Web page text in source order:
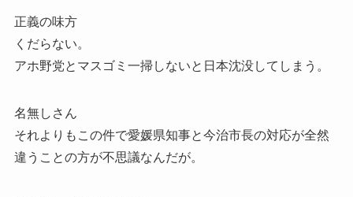
正義の味方
くだらない。
アホ野党とマスゴミ一掃しないと日本沈没してしまう。
名無しさん
それよりもこの件で愛媛県知事と今治市長の対応が全然
違うことの方が不思議なんだが。